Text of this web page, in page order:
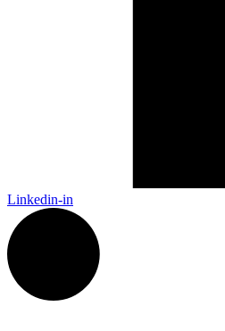
Linkedin-in